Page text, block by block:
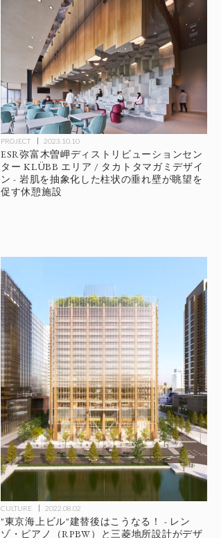
PROJECT 2023.10.10
ESR弥富木曽岬ディストリビューションセン
ター KLÜBB エリア / タカトタマガミデザイ
ン - 岩肌を抽象化した柱状の垂れ壁が眺望を
促す休憩施設
CULTURE 2022.08.02
"東京海上ビル"建替後はこうなる！ - レン
ゾ・ピアノ（RPBW）と三菱地所設計がデザ